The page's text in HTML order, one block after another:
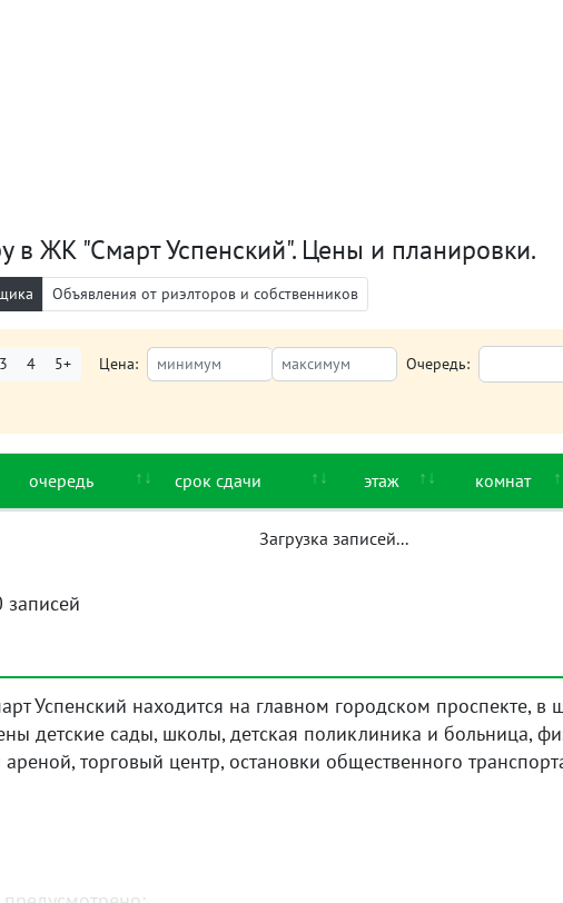
в ЖК "Смарт Успенский". Цены и планировки.
Объявления от риэлторов и собственников
3 4 5+ Цена:
Очередь:
очередь срок сдачи этаж комнат
Загрузка записей...
записей
Успенский находится на главном городском проспекте, в
детские сады, школы, детская поликлиника и больница,
торговый центр, остановки общественного